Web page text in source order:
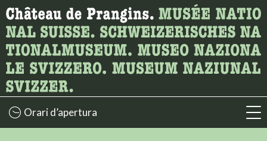
Ricerca
Qui è possibile cercare i contenuti della pagina.
Orari d’apertura